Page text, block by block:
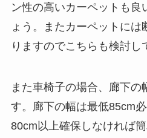
ン性の高いカーペットも良
ょう。またカーペットには
りますのでこちらも検討し
また車椅子の場合、廊下の
す。廊下の幅は最低85cm
80cm以上確保しなければ